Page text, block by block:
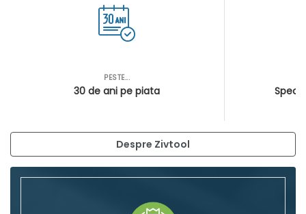
PESTE...
30 de ani pe piata
Despre Zivtool